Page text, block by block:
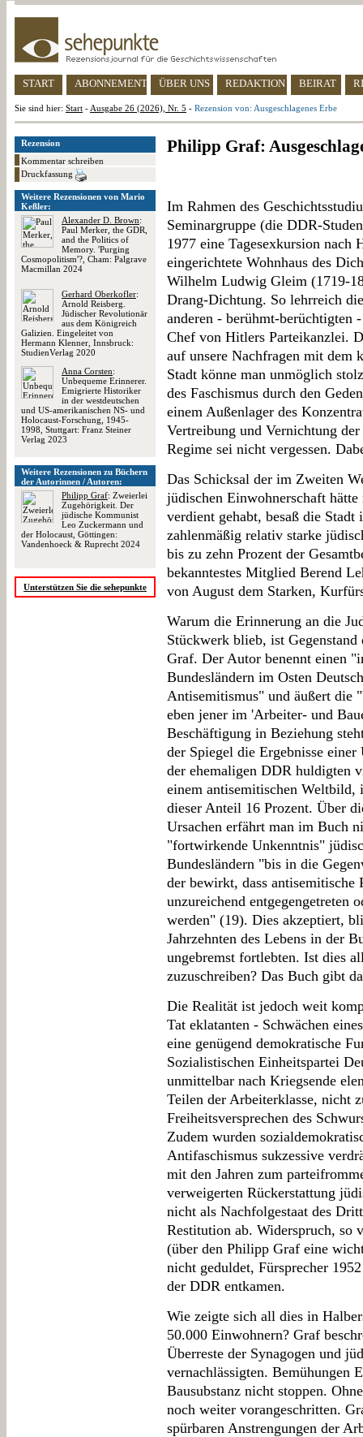
START ABONNEMENT ÜBER UNS REDAKTION BEIRAT
Sie sind hier: Start - Ausgabe 26 (2026), Nr. 5 - Rezension von: Ausgeschlagenes Erbe
Rezension
Kommentar schreiben
Druckfassung
Weitere Rezensionen von Mario
Keßler:
Alexander D. Brown:
Paul Merker, the GDR,
and the Politics of
Memory. 'Purging
Cosmopolitism'?, Cham: Palgrave
Macmillan 2024
Gerhard Oberkofler:
Arnold Reisberg.
Jüdischer Revolutionär
aus dem Königreich
Galizien. Eingeleitet von
Hermann Klenner, Innsbruck:
StudienVerlag 2020
Anna Corsten:
Unbequeme Erinnerer.
Emigrierte Historiker
in der westdeutschen
und US-amerikanischen NS- und
Holocaust-Forschung, 1945-
1998, Stuttgart: Franz Steiner
Verlag 2023
Weitere Rezensionen zu Büchern
der Autorinnen / Autoren:
Philipp Graf: Zweierlei
Zugehörigkeit. Der
jüdische Kommunist
Leo Zuckermann und
der Holocaust, Göttingen:
Vandenhoeck & Ruprecht 2024
Unterstützen Sie die sehepunkte
Philipp Graf:
Im Rahmen des
Seminargruppe (die DDR-
1977 eine Tagesexkursion nach
eingerichtete Wohnhaus des
Wilhelm Ludwig Gleim (1719-
Drang-Dichtung. So lehrreich
anderen - berühmt-berüchtigten
Chef von Hitlers Parteikanzlei.
auf unsere Nachfragen mit dem
Stadt könne man unmöglich
des Faschismus durch den
einem Außenlager des
Vertreibung und Vernichtung
Regime sei nicht vergessen.
Das Schicksal der im Zweiten
jüdischen Einwohnerschaft
verdient gehabt, besaß die
zahlenmäßig relativ starke
bis zu zehn Prozent der
bekanntestes Mitglied Berend
von August dem Starken,
Warum die Erinnerung an die
Stückwerk blieb, ist
Graf. Der Autor benennt einen
Bundesländern im Osten
Antisemitismus" und äußert die
eben jener im 'Arbeiter- und
Beschäftigung in Beziehung
der Spiegel die Ergebnisse
der ehemaligen DDR huldigten
einem antisemitischen Weltbild,
dieser Anteil 16 Prozent. Über
Ursachen erfährt man im Buch
"fortwirkende Unkenntnis"
Bundesländern "bis in die
der bewirkt, dass antisemitische
unzureichend entgegengetreten
werden" (19). Dies akzeptiert,
Jahrzehnten des Lebens in der
ungebremst fortlebten. Ist dies
zuzuschreiben? Das Buch gibt
Die Realität ist jedoch weit
Tat eklatanten - Schwächen
eine genügend demokratische
Sozialistischen Einheitspartei
unmittelbar nach Kriegsende
Teilen der Arbeiterklasse, nicht
Freiheitsversprechen des
Zudem wurden
Antifaschismus sukzessive
mit den Jahren zum
verweigerten Rückerstattung
nicht als Nachfolgestaat des
Restitution ab. Widerspruch, so
(über den Philipp Graf eine
nicht geduldet, Fürsprecher
der DDR entkamen.
Wie zeigte sich all dies in
50.000 Einwohnern? Graf
Überreste der Synagogen und
vernachlässigten. Bemühungen
Bausubstanz nicht stoppen.
noch weiter vorangeschritten.
spürbaren Anstrengungen der